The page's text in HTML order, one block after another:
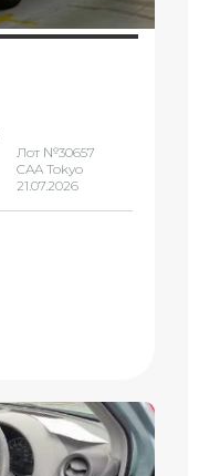
Лот №30657
CAA Tokyo
21.07.2026